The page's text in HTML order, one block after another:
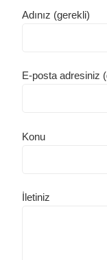
Adınız (gerekli)
E-posta adresiniz
Konu
İletiniz